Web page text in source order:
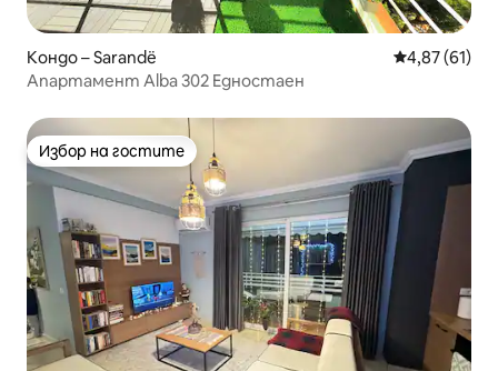
Кондо – Sarandë Средна
4,87 (61)
Апартамент Alba 302 Едностаен
Избор на гостите
Избор на гостите